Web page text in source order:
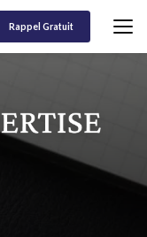
Rappel Gratuit